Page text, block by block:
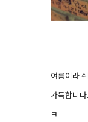
여름이라
가득합니
ㅋ